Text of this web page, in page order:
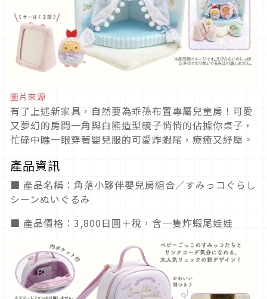
圖片來源
有了上述新家具，自然要為乖孫布置專屬兒童房！可愛
又夢幻的房間一角與白熊造型鏡子悄悄的佔據你桌子，
忙碌中瞧一眼穿著嬰兒服的可愛炸蝦尾，療癒又紓壓。
產品資訊
■ 產品名稱：角落小夥伴嬰兒房組合／すみっコぐらし
シーンぬいぐるみ
■ 產品價格：3,800日圓＋稅，含一隻炸蝦尾娃娃